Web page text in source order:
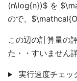
(n\log{n})$ を
ので、
この辺の計算量の
た・・すいません
実行速度チェッ